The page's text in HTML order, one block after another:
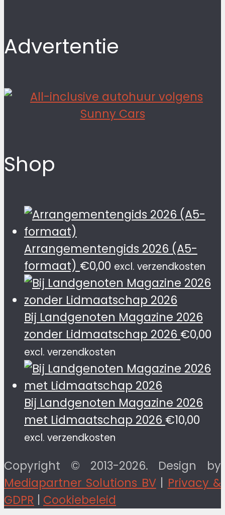
Advertentie
Shop
Arrangementengids 2026 (A5-
formaat) €0,00 excl. verzendkosten
Bij Landgenoten Magazine 2026
zonder Lidmaatschap 2026 €0,00
excl. verzendkosten
Bij Landgenoten Magazine 2026
met Lidmaatschap 2026 €10,00
excl. verzendkosten
Copyright © 2013-2026. Design by
Mediapartner Solutions BV| Privacy &
GDPR | Cookiebeleid